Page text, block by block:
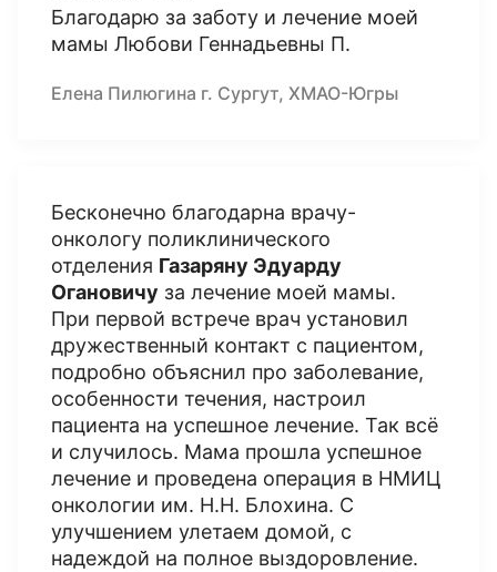
Благодарю за заботу и лечение моей
мамы Любови Геннадьевны П.
Елена Пилюгина г. Сургут, ХМАО-Югры
Бесконечно благодарна врачу-
онкологу поликлинического
отделения Газаряну Эдуарду
Огановичу за лечение моей мамы.
При первой встрече врач установил
дружественный контакт с пациентом,
подробно объяснил про заболевание,
особенности течения, настроил
пациента на успешное лечение. Так всё
и случилось. Мама прошла успешное
лечение и проведена операция в НМИЦ
онкологии им. Н.Н. Блохина. С
улучшением улетаем домой, с
надеждой на полное выздоровление.